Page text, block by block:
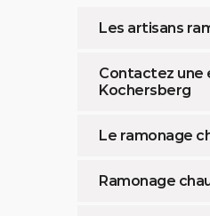
Les artisans
Contactez une
Kochersberg
Le ramonage
Ramonage